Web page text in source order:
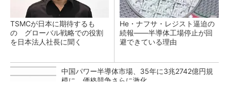
TSMCが日本に期待するも
の グローバル戦略での役割
を日本法人社長に聞く
He・ナフサ・レジスト逼迫の
続報――半導体工場停止が回
避できている理由
中国パワー半導体市場、35年に3兆2742億円規
模に 価格競争さらに激化